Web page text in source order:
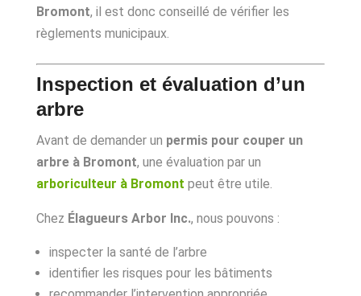
Bromont, il est donc conseillé de vérifier les
règlements municipaux.
Inspection et évaluation d’un
arbre
Avant de demander un permis pour couper un
arbre à Bromont, une évaluation par un
arboriculteur à Bromont peut être utile.
Chez Élagueurs Arbor Inc., nous pouvons :
inspecter la santé de l’arbre
identifier les risques pour les bâtiments